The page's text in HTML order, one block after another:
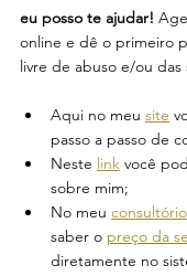
eu posso te ajudar!
online e dê o primeiro
livre de abuso e/ou
Aqui no meu site
passo a passo de
Neste link você
sobre mim;
No meu
saber o preço da
diretamente no